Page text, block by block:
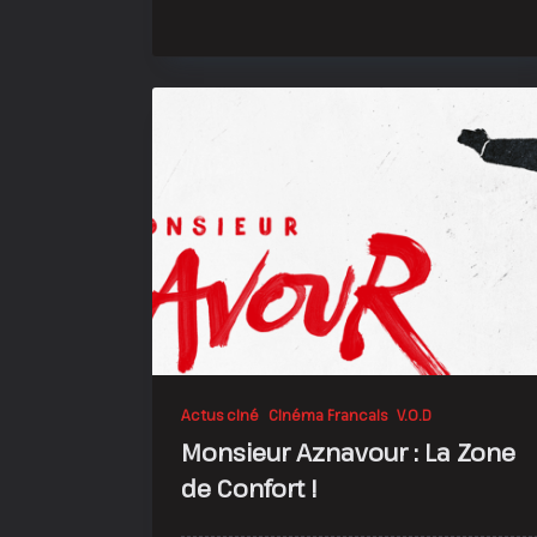
Actus ciné Cinéma Francais V.O.D
Monsieur Aznavour : La Zone
de Confort !